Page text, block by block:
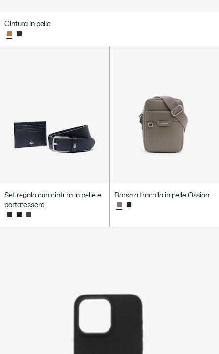
Cintura in pelle
Set regalo con cintura in pelle e
portatessere
Borsa a tracolla in pelle Ossian